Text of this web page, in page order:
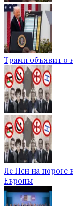
Трамп объявит о
Ле Пен на пороге
Европы